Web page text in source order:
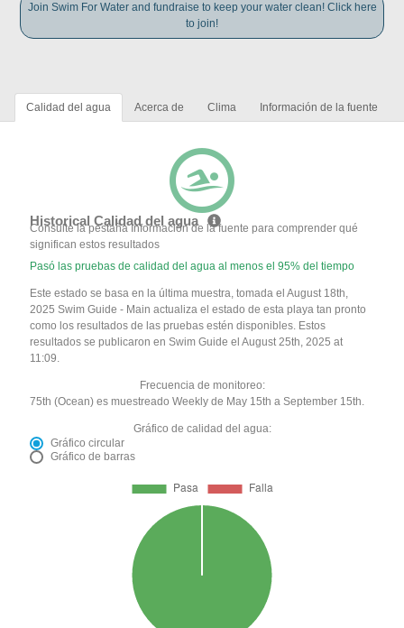
Join Swim For Water and fundraise to keep your water clean! Click here
to join!
Calidad del agua Acerca de Clima Información de la fuente
Historical Calidad del agua
Consulte la pestaña Información de la fuente para comprender qué
significan estos resultados
Pasó las pruebas de calidad del agua al menos el 95% del tiempo
Este estado se basa en la última muestra, tomada el August 18th,
2025 Swim Guide - Main actualiza el estado de esta playa tan pronto
como los resultados de las pruebas estén disponibles. Estos
resultados se publicaron en Swim Guide el August 25th, 2025 at
11:09.
Frecuencia de monitoreo:
75th (Ocean) es muestreado Weekly de May 15th a September 15th.
Gráfico de calidad del agua:
Gráfico circular
Gráfico de barras